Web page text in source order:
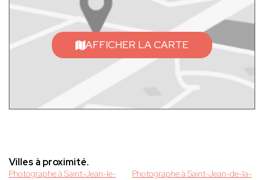
AFFICHER LA CARTE
Villes à proximité.
Photographe à Saint-Jean-le-
Photographe à Saint-Jean-de-la-